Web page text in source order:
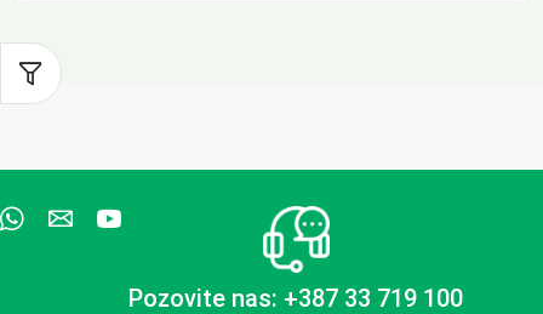
Pozovite nas: +387 33 719 100